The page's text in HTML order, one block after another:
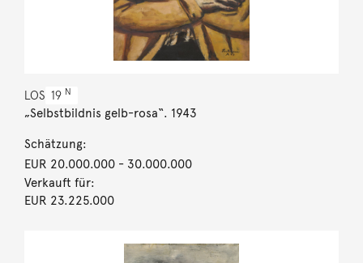
LOS 19 N
„Selbstbildnis gelb-rosa“. 1943
Schätzung:
EUR 20.000.000- 30.000.000
Verkauft für:
EUR 23.225.000